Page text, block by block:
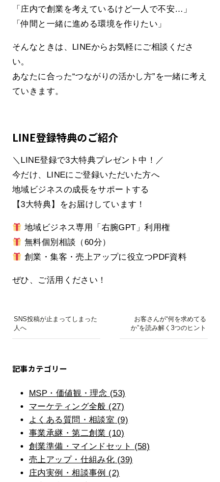
「庄内で創業を考えているけど一人で不安…」
「仲間と一緒に進める環境を作りたい」
そんなときは、LINEからお気軽にご相談くださ
い。
あなたに合った“つながりの活かし方”を一緒に考え
ていきます。
LINE登録特典のご紹介
＼LINE登録で3大特典プレゼント中！／
今だけ、LINEにご登録いただいた方へ
地域ビジネスの成長をサポートする
【3大特典】をお届けしています！
地域ビジネス専用「右腕GPT」利用権
無料個別相談（60分）
創業・集客・売上アップに役立つPDF資料
ぜひ、ご活用ください！
SNS投稿が止まってしまった
人へ
お客さんが“何を求めてる
か”を読み解く3つのヒント
記事カテゴリー
MSP・価値観・理念 (53)
マーケティング全般 (27)
よくある質問・相談室 (9)
事業承継・第二創業 (10)
創業準備・マインドセット (58)
売上アップ・仕組み化 (39)
庄内実例・相談事例 (2)